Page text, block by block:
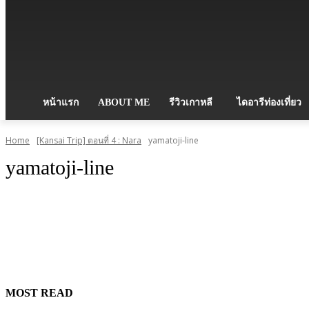
หน้าแรก ABOUT ME รีวิวเกาหลี ไดอารีท่องเที่ยว
Home [Kansai Trip] ตอนที่ 4 : Nara yamatoji-line
yamatoji-line
MOST READ